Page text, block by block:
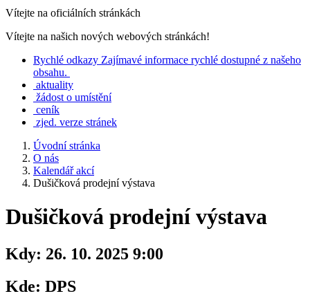
Vítejte na oficiálních stránkách
Vítejte na našich nových webových stránkách!
Rychlé odkazy Zajímavé informace rychlé dostupné z našeho
obsahu.
aktuality
žádost o umístění
ceník
zjed. verze stránek
Úvodní stránka
O nás
Kalendář akcí
Dušičková prodejní výstava
Dušičková prodejní výstava
Kdy: 26. 10. 2025 9:00
Kde: DPS